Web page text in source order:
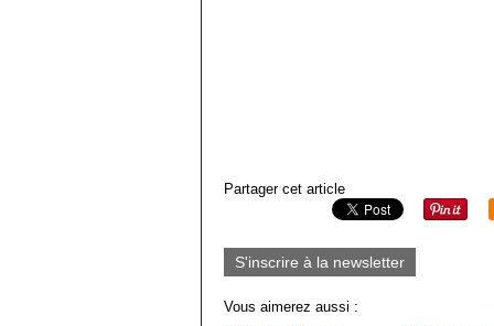
Partager cet article
S'inscrire à la newsletter
Vous aimerez aussi :